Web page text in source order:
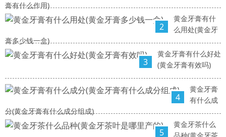
膏有什么作用)
2
黄金牙膏有什
么用处(黄金牙
膏多少钱一盒)
3
黄金牙膏有什么好处
(黄金牙膏有效吗)
4
黄金牙膏
有什么成
分(黄金牙膏有什么成分组成)
5
黄金牙茶什么